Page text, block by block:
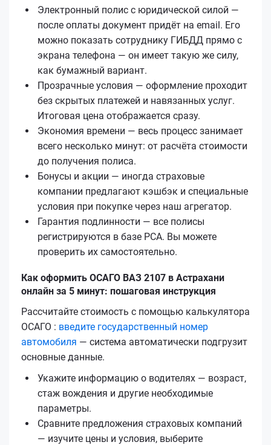
Электронный полис с юридической силой —
после оплаты документ придёт на email. Его
можно показать сотруднику ГИБДД прямо с
экрана телефона — он имеет такую же силу,
как бумажный вариант.
Прозрачные условия — оформление проходит
без скрытых платежей и навязанных услуг.
Итоговая цена отображается сразу.
Экономия времени — весь процесс занимает
всего несколько минут: от расчёта стоимости
до получения полиса.
Бонусы и акции — иногда страховые
компании предлагают кэшбэк и специальные
условия при покупке через наш агрегатор.
Гарантия подлинности — все полисы
регистрируются в базе РСА. Вы можете
проверить их самостоятельно.
Как оформить ОСАГО ВАЗ 2107 в Астрахани
онлайн за 5 минут: пошаговая инструкция
Рассчитайте стоимость с помощью калькулятора
ОСАГО : введите государственный номер
автомобиля — система автоматически подгрузит
основные данные.
Укажите информацию о водителях — возраст,
стаж вождения и другие необходимые
параметры.
Сравните предложения страховых компаний
— изучите цены и условия, выберите